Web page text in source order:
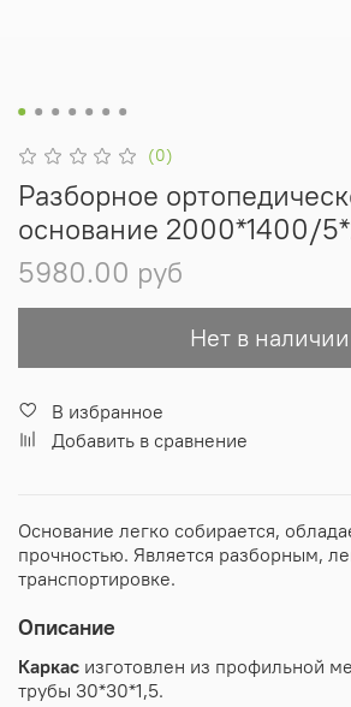
(0)
Разборное
основание 2000*1400/
5980.00 руб
Нет в наличии
В избранное
Добавить в сравнение
Основание легко собирается,
прочностью. Является разборным,
транспортировке.
Описание
Каркас изготовлен из профильной
трубы 30*30*1,5.